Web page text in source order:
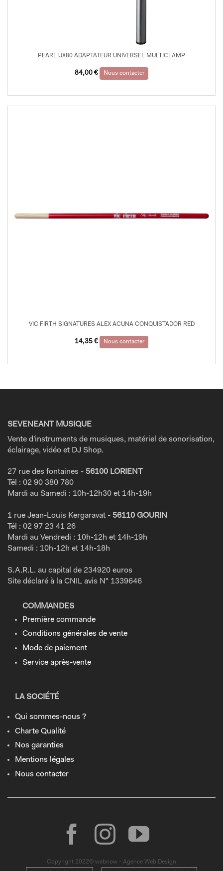
PEARL UX80 ADAPTATEUR UNIVERSEL MULTICLAMP
84,00 € Nous contacter
VIC FIRTH SIGNATURES ALEX ACUNA CONQUISTADOR RED
14,35 € Nous contacter
SEVENEANT MUSIQUE
Vente d'instruments de musiques, matériel de sonorisation,
éclairage, vidéo et DJ Shop.
27 rue des fontaines - 56100 LORIENT
Tél : 02 90 380 780
Mardi au Samedi : 10h-12h30 et 14h-19h
1 rue Jean-Louis Kergaravat - 56110 GOURIN
Tél : 02 97 23 41 26
Mardi au Vendredi : 10h-12h et 14h-19h
Samedi : 10h-12h et 14h-18h
S.A.R.L. au capital de 234920 euros
Site déclaré à la CNIL avis N° 1339646
COMMANDES
Première commande
Conditions générales de vente
Mode de paiement
Service après-vente
LA SOCIÉTÉ
Qui sommes-nous ?
Charte Qualité
Nos garanties
Mentions légales
Nous contacter
Copyright 2022© webnow - Agence Web Design